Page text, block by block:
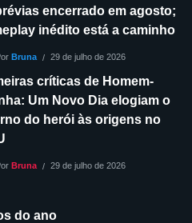
encerrado em agosto;
inédito está a caminho
Bruna 29 de julho de 2026
críticas de Homem-
Um Novo Dia elogiam o
do herói às origens no
Bruna 29 de julho de 2026
do ano